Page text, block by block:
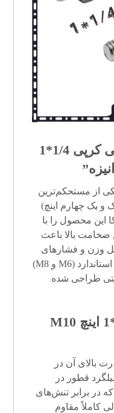
“نقد و بررسی تخصصی کرپی 1/4*1
از مستحکم‌ترین
برای لوله‌های سایز ۳ (یک و یک چهارم اینچ)
این محصول را با
این ضخامت بالا باعث
وزن و فشارهای
سنگین‌تری را نسبت به مدل‌های استاندارد (M6 و M8)
طراحی شده
1/4*1 اینچ M10
بالای آن در
قطور در
در برابر تنش‌های
کاملاً مقاوم